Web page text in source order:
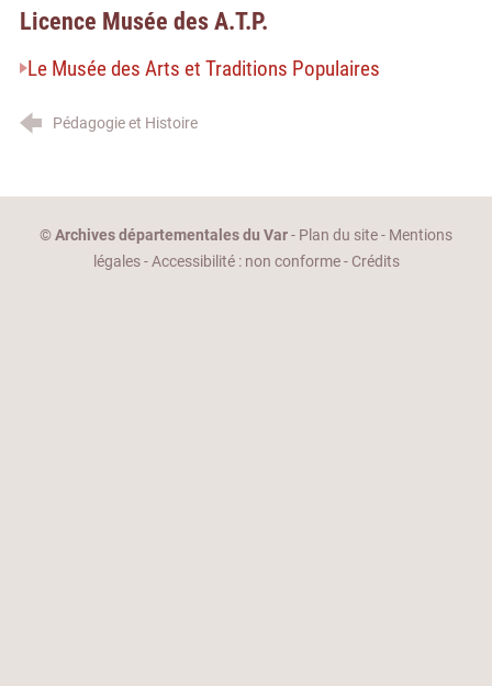
Licence Musée des A.T.P.
Le Musée des Arts et Traditions Populaires
Pédagogie et Histoire
©Archives départementales du Var- Plan du site- Mentions
légales-Accessibilité : non conforme- Crédits